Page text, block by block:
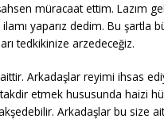
müracaat ettim. Lazım
yaparız dedim. Bu şartla
tedkikinize arzedeceğiz.
Arkadaşlar reyimi ihsas
etmek hususunda haizi
Arkadaşlar bu size